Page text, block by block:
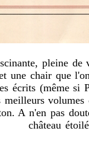
pleine
une chair que
écrits (même
meilleurs
A n'en pas
château